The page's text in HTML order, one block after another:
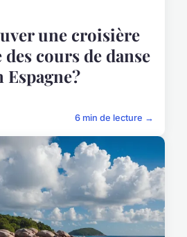
une croisière
cours de danse
6 min de lecture →